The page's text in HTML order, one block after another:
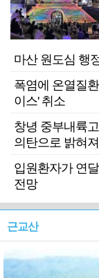
마산 원도심 행
폭염에 온열질
이스' 취소
창녕 중부내륙
의탄으로 밝혀져
입원환자가 연
전망
근교산